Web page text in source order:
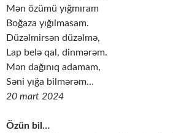
Mən özümü yığmıram
Boğaza yığılmasam.
Düzəlmirsən düzəlmə,
Lap belə qal, dinmərəm.
Mən dağınıq adamam,
Səni yığa bilmərəm…
20 mart 2024
Özün bil…